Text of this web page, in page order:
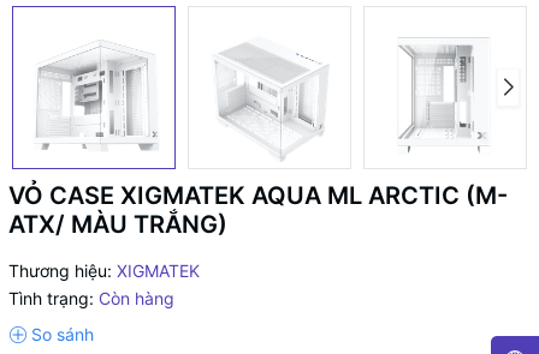
VỎ CASE XIGMATEK AQUA ML ARCTIC (M-
ATX/ MÀU TRẮNG)
Thương hiệu: XIGMATEK
Tình trạng: Còn hàng